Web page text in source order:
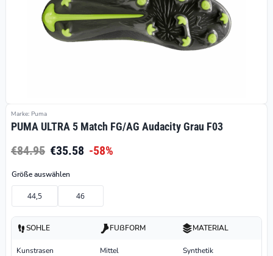
Marke: Puma
PUMA ULTRA 5 Match FG/AG Audacity Grau F03
€84.95 €35.58 -58%
Größe auswählen
44,5 46
SOHLE
Kunstrasen
FUßFORM
Mittel
MATERIAL
Synthetik